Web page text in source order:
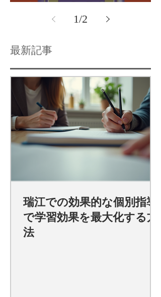
1/2
最新記事
瑞江での効果的な個別指導
で学習効果を最大化する方
法